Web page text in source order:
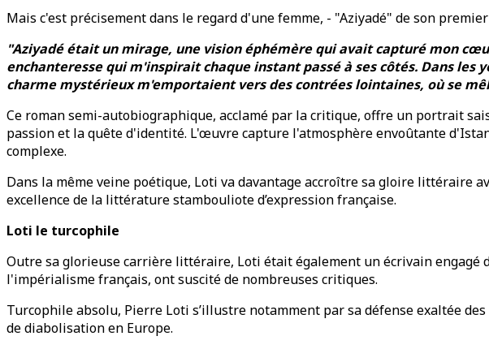
Mais c'est précisement dans le regard d'une femme, - "Aziyadé" de son
"Aziyadé était un mirage, une vision éphémère qui avait capturé mon
enchanteresse qui m'inspirait chaque instant passé à ses côtés. Dans
charme mystérieux m'emportaient vers des contrées lointaines, où se
Ce roman semi-autobiographique, acclamé par la critique, offre un portrait
passion et la quête d'identité. L'œuvre capture l'atmosphère envoûtante
complexe.
Dans la même veine poétique, Loti va davantage accroître sa gloire littéraire
excellence de la littérature stambouliote d’expression française.
Loti le turcophile
Outre sa glorieuse carrière littéraire, Loti était également un écrivain engagé
l'impérialisme français, ont suscité de nombreuses critiques.
Turcophile absolu, Pierre Loti s’illustre notamment par sa défense exaltée
de diabolisation en Europe.